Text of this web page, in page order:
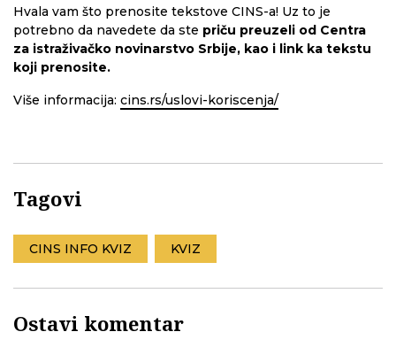
Hvala vam što prenosite tekstove CINS-a! Uz to je
potrebno da navedete da ste priču preuzeli od Centra
za istraživačko novinarstvo Srbije, kao i link ka tekstu
koji prenosite.
Više informacija: cins.rs/uslovi-koriscenja/
Tagovi
CINS INFO KVIZ KVIZ
Ostavi komentar